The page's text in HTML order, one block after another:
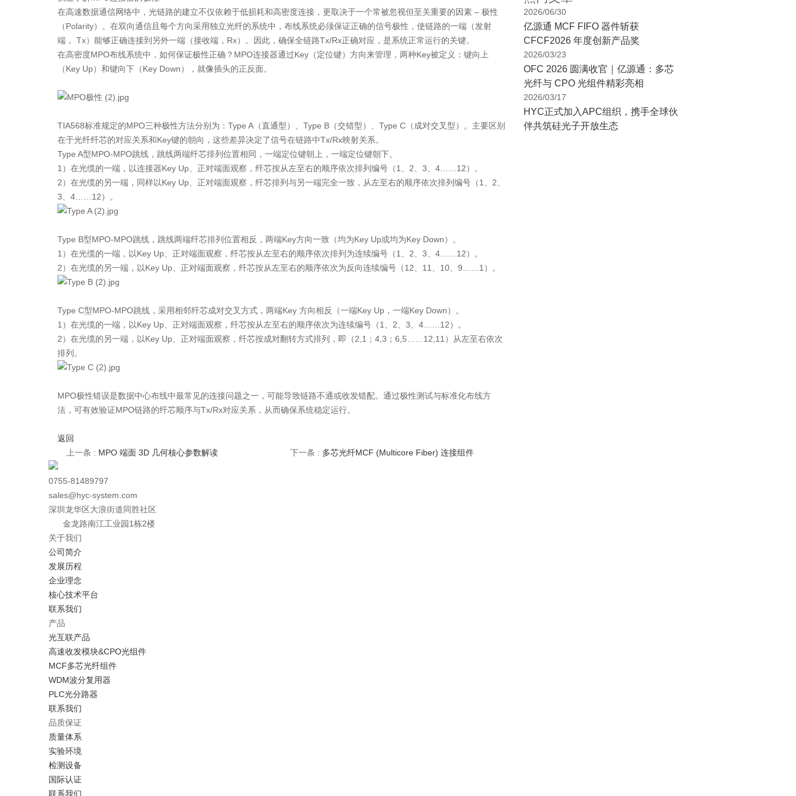
在高速数据通信网络中，光链路的建立不仅依赖于低损耗和高密度连接，更取决于一个常被忽视但至关重要的因素 – 极性
（Polarity）。在双向通信且每个方向采用独立光纤的系统中，布线系统必须保证正确的信号极性，使链路的一端（发射
端， Tx）能够正确连接到另外一端（接收端，Rx）。因此，确保全链路Tx/Rx正确对应，是系统正常运行的关键。
在高密度MPO布线系统中，如何保证极性正确？MPO连接器通过Key（定位键）方向来管理，两种Key被定义：键向上
（Key Up）和键向下（Key Down），就像插头的正反面。
TIA568标准规定的MPO三种极性方法分别为：Type A（直通型）、Type B（交错型）、Type C（成对交叉型）。主要区别
在于光纤纤芯的对应关系和Key键的朝向，这些差异决定了信号在链路中Tx/Rx映射关系。
Type A型MPO-MPO跳线，跳线两端纤芯排列位置相同，一端定位键朝上，一端定位键朝下。
1）在光缆的一端，以连接器Key Up、正对端面观察，纤芯按从左至右的顺序依次排列编号（1、2、3、4……12）。
2）在光缆的另一端，同样以Key Up、正对端面观察，纤芯排列与另一端完全一致，从左至右的顺序依次排列编号（1、2、
3、4……12）。
Type B型MPO-MPO跳线，跳线两端纤芯排列位置相反，两端Key方向一致（均为Key Up或均为Key Down）。
1）在光缆的一端，以Key Up、正对端面观察，纤芯按从左至右的顺序依次排列为连续编号（1、2、3、4……12）。
2）在光缆的另一端，以Key Up、正对端面观察，纤芯按从左至右的顺序依次为反向连续编号（12、11、10、9……1）。
Type C型MPO-MPO跳线，采用相邻纤芯成对交叉方式，两端Key 方向相反（一端Key Up，一端Key Down）。
1）在光缆的一端，以Key Up、正对端面观察，纤芯按从左至右的顺序依次为连续编号（1、2、3、4……12）。
2）在光缆的另一端，以Key Up、正对端面观察，纤芯按成对翻转方式排列，即（2,1；4,3；6,5……12,11）从左至右依次
排列。
MPO极性错误是数据中心布线中最常见的连接问题之一，可能导致链路不通或收发错配。通过极性测试与标准化布线方
法，可有效验证MPO链路的纤芯顺序与Tx/Rx对应关系，从而确保系统稳定运行。
返回
上一条 : MPO 端面 3D 几何核心参数解读 下一条 : 多芯光纤MCF (Multicore Fiber) 连接组件
2026/06/30
亿源通 MCF FIFO 器件斩获
CFCF2026 年度创新产品奖
2026/03/23
OFC 2026 圆满收官｜亿源通：多芯
光纤与 CPO 光组件精彩亮相
2026/03/17
HYC正式加入APC组织，携手全球伙
伴共筑硅光子开放生态
0755-81489797
sales@hyc-system.com
深圳龙华区大浪街道同胜社区
金龙路南江工业园1栋2楼
关于我们
公司简介
发展历程
企业理念
核心技术平台
联系我们
产品
光互联产品
高速收发模块&CPO光组件
MCF多芯光纤组件
WDM波分复用器
PLC光分路器
联系我们
品质保证
质量体系
实验环境
检测设备
国际认证
联系我们